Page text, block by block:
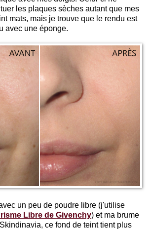
les plaques sèches autant que mes
mats, mais je trouve que le rendu est
avec une éponge.
un peu de poudre libre (j'utilise
Libre de Givenchy) et ma brume
ce fond de teint tient plus